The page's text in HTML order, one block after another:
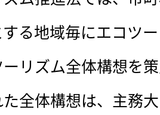
る地域毎にエコツ
リズム全体構想を
全体構想は、主務